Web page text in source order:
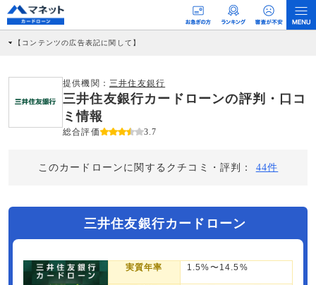
【コンテンツの広告表記に関して】
社に対して企業から紹介報酬が支払われるという収益モデルです。 ただし、特定の
商品を根拠なくPRするものではなく、当編集部の調査／ユーザーへの口コミ収集な
どに基づき、公平性を担保した情報提供を行っています。
提供機関： 三井住友銀行
三井住友銀行カードローンの評判・口コ
ミ情報
総合評価 3.7
このカードローンに関するクチコミ・評判： 44件
三井住友銀行カードローン
実質年率 1.5%〜14.5%